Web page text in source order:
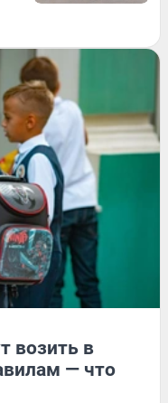
возить в
— что